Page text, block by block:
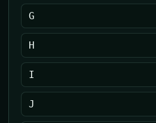
G
H
I
J